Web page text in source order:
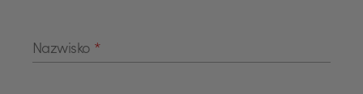
Nazwisko *